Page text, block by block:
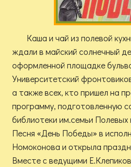
Каша и чай из полевой
ждали в майский солнечный
оформленной площадке
Университетский
а также всех, кто пришел на
программу, подготовленную
библиотеки им.семьи
Песня «День Победы» в
Номоконова и открыла
Вместе с ведущими